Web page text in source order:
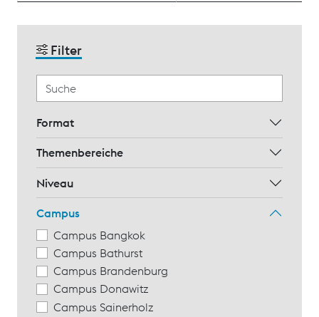
Filter
Format
Themenbereiche
Niveau
Campus
Campus Bangkok
Campus Bathurst
Campus Brandenburg
Campus Donawitz
Campus Sainerholz